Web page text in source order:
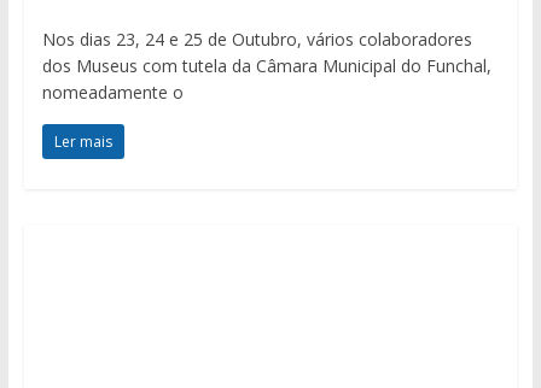
Nos dias 23, 24 e 25 de Outubro, vários colaboradores
dos Museus com tutela da Câmara Municipal do Funchal,
nomeadamente o
Ler mais